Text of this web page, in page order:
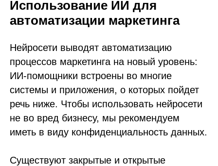
Использование ИИ для
автоматизации маркетинга
Нейросети выводят автоматизацию
процессов маркетинга на новый уровень:
ИИ-помощники встроены во многие
системы и приложения, о которых пойдет
речь ниже. Чтобы использовать нейросети
не во вред бизнесу, мы рекомендуем
иметь в виду конфиденциальность данных.
Существуют закрытые и открытые